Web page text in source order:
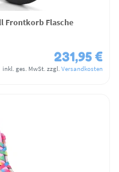
Frontkorb Flasche
231,95 €
inkl. ges. MwSt. zzgl. Versandkosten